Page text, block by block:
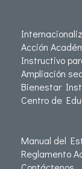
Acción
Instructivo
Ampliación
Bienestar
Centro de
Manual del
Reglamento